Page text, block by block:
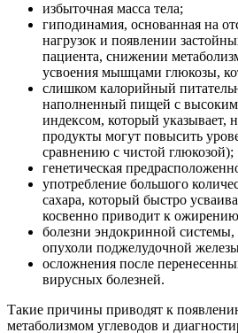
избыточная масса тела;
гиподинамия, основанная на
нагрузок и появлении
пациента, снижении
усвоения мышцами глюкозы,
слишком калорийный
наполненный пищей с
индексом, который указывает,
продукты могут повысить
сравнению с чистой глюкозой);
генетическая
употребление большого
сахара, который быстро
косвенно приводит к
болезни эндокринной системы,
опухоли поджелудочной
осложнения после
вирусных болезней.
Такие причины приводят к
метаболизмом углеводов и